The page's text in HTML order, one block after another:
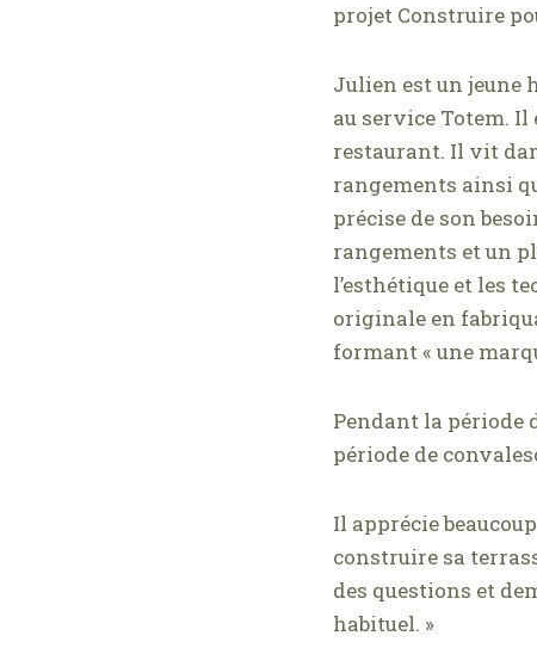
projet Construire
Julien est un jeune
au service Totem.
restaurant. Il vit
rangements ainsi
précise de son
rangements et un
l’esthétique et les
originale en
formant « une
Pendant la période
période de
Il apprécie
construire sa
des questions et
habituel. »